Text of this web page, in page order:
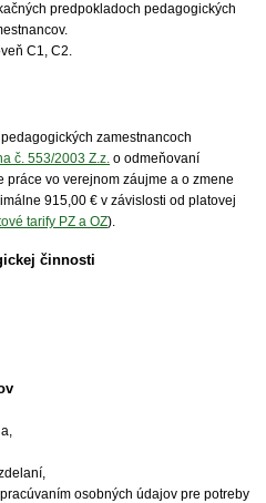
predpokladoch pedagogických
C1, C2.
zamestnancoch
č. 553/2003 Z.z. o odmeňovaní
práce vo verejnom záujme a o zmene
915,00 € v závislosti od platovej
tarify PZ a OZ).
činnosti
osobných údajov pre potreby